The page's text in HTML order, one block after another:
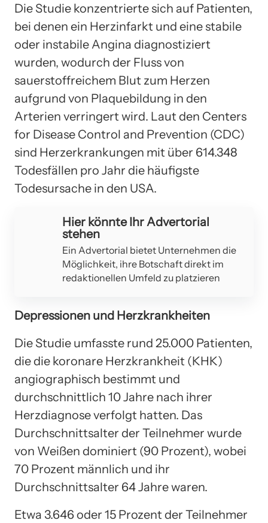
Die Studie konzentrierte sich auf Patienten,
bei denen ein Herzinfarkt und eine stabile
oder instabile Angina diagnostiziert
wurden, wodurch der Fluss von
sauerstoffreichem Blut zum Herzen
aufgrund von Plaquebildung in den
Arterien verringert wird. Laut den Centers
for Disease Control and Prevention (CDC)
sind Herzerkrankungen mit über 614.348
Todesfällen pro Jahr die häufigste
Todesursache in den USA.
Hier könnte Ihr Advertorial
stehen
Ein Advertorial bietet Unternehmen die
Möglichkeit, ihre Botschaft direkt im
redaktionellen Umfeld zu platzieren
Depressionen und Herzkrankheiten
Die Studie umfasste rund 25.000 Patienten,
die die koronare Herzkrankheit (KHK)
angiographisch bestimmt und
durchschnittlich 10 Jahre nach ihrer
Herzdiagnose verfolgt hatten. Das
Durchschnittsalter der Teilnehmer wurde
von Weißen dominiert (90 Prozent), wobei
70 Prozent männlich und ihr
Durchschnittsalter 64 Jahre waren.
Etwa 3.646 oder 15 Prozent der Teilnehmer